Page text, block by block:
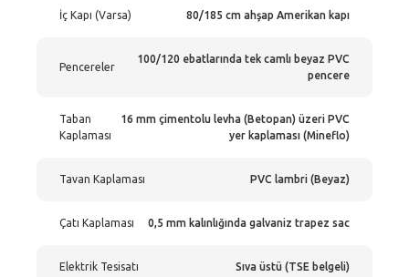
İç Kapı (Varsa) 80/185 cm ahşap Amerikan kapı
Pencereler
100/120 ebatlarında tek camlı beyaz PVC
pencere
Taban
Kaplaması
16 mm çimentolu levha (Betopan) üzeri PVC
yer kaplaması (Mineflo)
Tavan Kaplaması PVC lambri (Beyaz)
Çatı Kaplaması 0,5 mm kalınlığında galvaniz trapez sac
Elektrik Tesisatı Sıva üstü (TSE belgeli)